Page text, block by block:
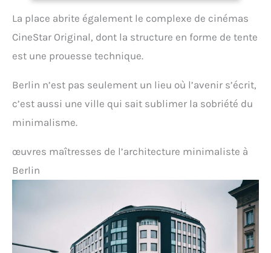
La place abrite également le complexe de cinémas
CineStar Original, dont la structure en forme de tente
est une prouesse technique.
Berlin n’est pas seulement un lieu où l’avenir s’écrit,
c’est aussi une ville qui sait sublimer la sobriété du
minimalisme.
œuvres maîtresses de l’architecture minimaliste à
Berlin